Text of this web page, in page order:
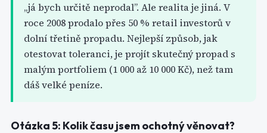
„já bych určitě neprodal”. Ale realita je jiná. V
roce 2008 prodalo přes 50 % retail investorů v
dolní třetině propadu. Nejlepší způsob, jak
otestovat toleranci, je projít skutečný propad s
malým portfoliem (1 000 až 10 000 Kč), než tam
dáš velké peníze.
Otázka 5: Kolik času jsem ochotný věnovat?